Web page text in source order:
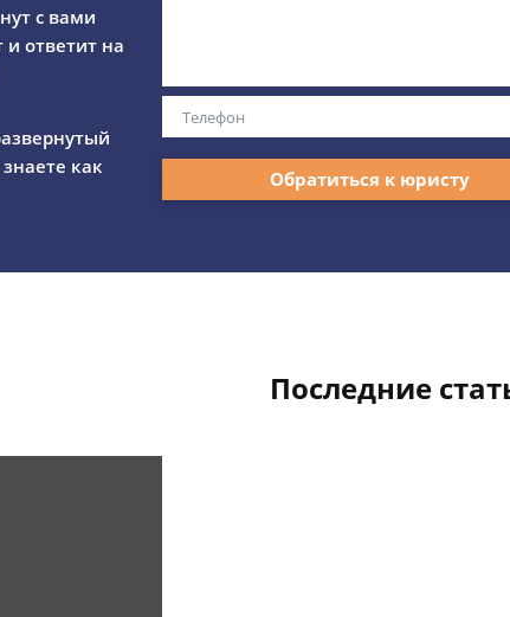
с вами
и ответит на
как
Обратиться к юристу
Последние